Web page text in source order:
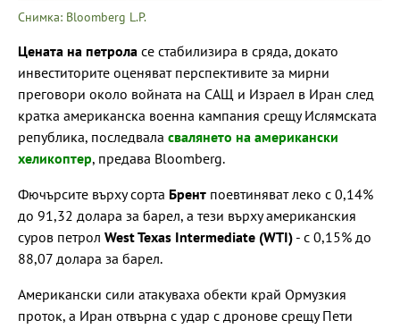
Снимка: Bloomberg L.P.
Цената на петрола се стабилизира в сряда, докато
инвеститорите оценяват перспективите за мирни
преговори около войната на САЩ и Израел в Иран след
кратка американска военна кампания срещу Ислямската
република, последвала свалянето на американски
хеликоптер, предава Bloomberg.
Фючърсите върху сорта Брент поевтиняват леко с 0,14%
до 91,32 долара за барел, а тези върху американския
суров петрол West Texas Intermediate (WTI) - с 0,15% до
88,07 долара за барел.
Американски сили атакуваха обекти край Ормузкия
проток, а Иран отвърна с удар с дронове срещу Пети